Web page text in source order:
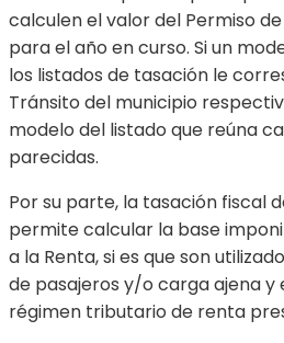
calculen el valor del Permiso
para el año en curso. Si un
los listados de tasación le
Tránsito del municipio
modelo del listado que reúna
parecidas.
Por su parte, la tasación fiscal
permite calcular la base
a la Renta, si es que son
de pasajeros y/o carga ajena y
régimen tributario de renta